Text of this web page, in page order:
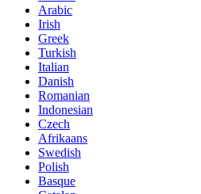
Arabic
Irish
Greek
Turkish
Italian
Danish
Romanian
Indonesian
Czech
Afrikaans
Swedish
Polish
Basque